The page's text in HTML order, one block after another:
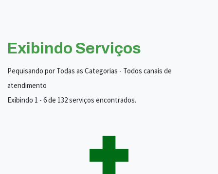
Exibindo Serviços
Pequisando por Todas as Categorias - Todos canais de
atendimento
Exibindo 1 - 6 de 132 serviços encontrados.